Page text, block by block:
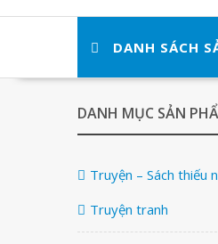
DANH SÁCH
DANH MỤC SẢN
Truyện – Sách thiếu
Truyện tranh